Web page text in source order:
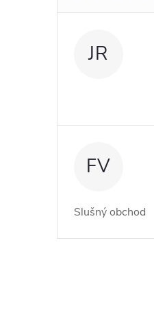
JR
FV
Slušný obchod